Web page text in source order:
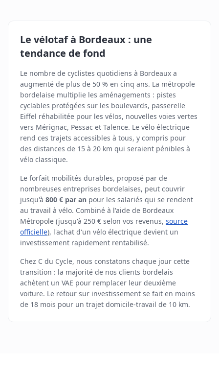
Le vélotaf à Bordeaux : une
tendance de fond
Le nombre de cyclistes quotidiens à Bordeaux a
augmenté de plus de 50 % en cinq ans. La métropole
bordelaise multiplie les aménagements : pistes
cyclables protégées sur les boulevards, passerelle
Eiffel réhabilitée pour les vélos, nouvelles voies vertes
vers Mérignac, Pessac et Talence. Le vélo électrique
rend ces trajets accessibles à tous, y compris pour
des distances de 15 à 20 km qui seraient pénibles à
vélo classique.
Le forfait mobilités durables, proposé par de
nombreuses entreprises bordelaises, peut couvrir
jusqu'à 800 € par an pour les salariés qui se rendent
au travail à vélo. Combiné à l'aide de Bordeaux
Métropole (jusqu'à 250 € selon vos revenus, source
officielle), l'achat d'un vélo électrique devient un
investissement rapidement rentabilisé.
Chez C du Cycle, nous constatons chaque jour cette
transition : la majorité de nos clients bordelais
achètent un VAE pour remplacer leur deuxième
voiture. Le retour sur investissement se fait en moins
de 18 mois pour un trajet domicile-travail de 10 km.